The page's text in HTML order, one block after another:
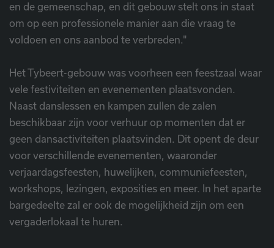
en de gemeenschap, en dit gebouw stelt ons in staat
om op een professionele manier aan die vraag te
voldoen en ons aanbod te verbreden."
Het Tybeert-gebouw was voorheen een feestzaal waar
vele festiviteiten en evenementen plaatsvonden.
Naast danslessen en kampen zullen de zalen
beschikbaar zijn voor verhuur op momenten dat er
geen dansactiviteiten plaatsvinden. Dit opent de deur
voor verschillende evenementen, waaronder
verjaardagsfeesten, huwelijken, communiefeesten,
workshops, lezingen, exposities en meer. In het aparte
bargedeelte zal er ook de mogelijkheid zijn om een
vergaderlokaal te huren.